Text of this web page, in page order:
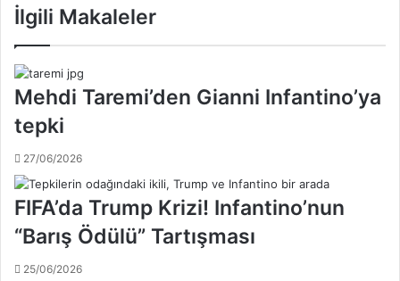
ğ
ı
,
G
k
h
n
T
r
e
H
s
i
n
n
H
a
a
İlgili Makaleler
Mehdi Taremi’den Gianni Infantino’ya
tepki
27/06/2026
FIFA’da Trump Krizi! Infantino’nun
“Barış Ödülü” Tartışması
25/06/2026